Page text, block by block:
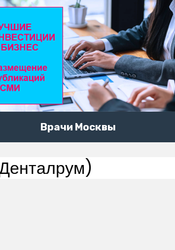
Врачи Москвы